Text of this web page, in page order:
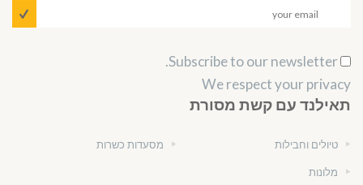
We respect your privacy
תאילנד עם קשת מסורת
טיולים וחבילות
מלונות
מסעדות כשרות